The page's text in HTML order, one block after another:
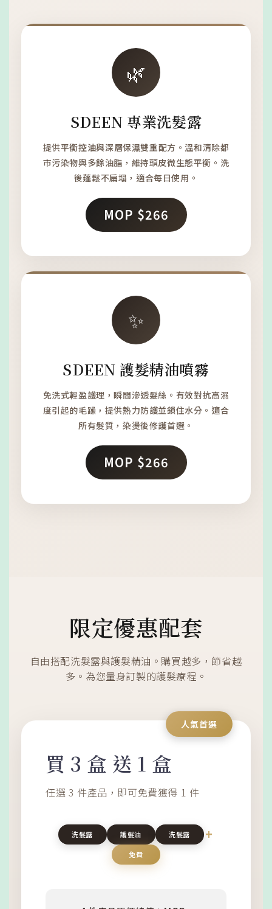
🌿
SDEEN 專業洗髮露
提供平衡控油與深層保濕雙重配方。溫和清除都
市污染物與多餘油脂，維持頭皮微生態平衡。洗
後蓬鬆不扁塌，適合每日使用。
MOP $266
✨
SDEEN 護髮精油噴霧
免洗式輕盈護理，瞬間滲透髮絲。有效對抗高濕
度引起的毛躁，提供熱力防護並鎖住水分。適合
所有髮質，染燙後修護首選。
MOP $266
限定優惠配套
自由搭配洗髮露與護髮精油。購買越多，節省越
多。為您量身訂製的護髮療程。
人氣首選
買 3 盒 送 1 盒
任選 3 件產品，即可免費獲得 1 件
洗髮露 護髮油 洗髮露 +
免費